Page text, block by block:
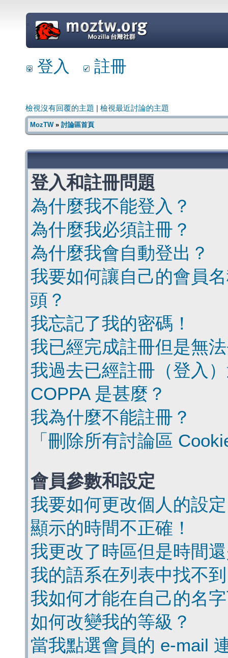
=
登入 註冊
檢視沒有回覆的主題 檢視最近討論的主題
MozTW» 討論區首頁
登入和註冊問題
為什麼我不能登入？
為什麼我必須註冊？
為什麼我會自動登出？
我要如何讓自己的會員
頭？
我忘記了我的密碼！
我已經完成註冊但是無
我過去已經註冊（登入
COPPA 是甚麼？
我為什麼不能註冊？
「刪除所有討論區
會員參數和設定
我要如何更改個人的設
顯示的時間不正確！
我更改了時區但是時間
我的語系在列表中找不
我如何才能在自己的名
如何改變我的等級？
當我點選會員的 e-mail